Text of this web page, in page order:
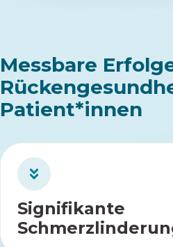
Messbare
Patient*innen
Signifikante
Signifikante
Die
2
Wochen
um